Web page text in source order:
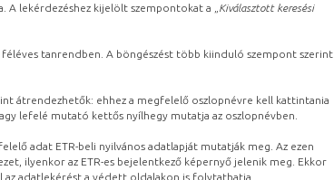
lekérdezéshez kijelölt szempontokat a „ Kiválasztott keresési
tanrendben. A böngészést több kiinduló szempont szerint
átrendezhetők: ehhez a megfelelő oszlopnévre kell kattintania
lefelé mutató kettős nyílhegy mutatja az oszlopnévben.
adat ETR-beli nyilvános adatlapját mutatják meg. Az ezen
ilyenkor az ETR-es bejelentkező képernyő jelenik meg. Ekkor
az adatlekérést a védett oldalakon is folytathatja.